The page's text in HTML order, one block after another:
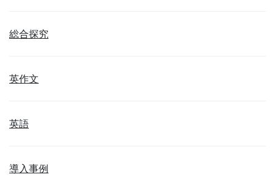
総合探究
英作文
英語
導入事例